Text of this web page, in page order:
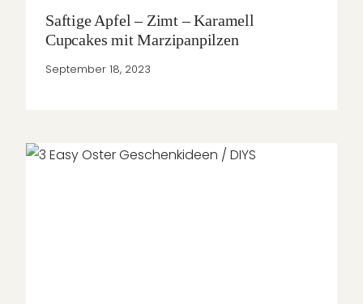
Saftige Apfel – Zimt – Karamell
Cupcakes mit Marzipanpilzen
September 18, 2023